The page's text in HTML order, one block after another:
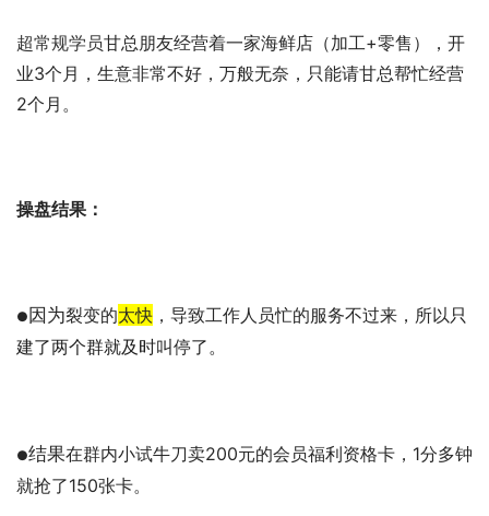
超常规学员甘总朋友经营着一家海鲜店（加工+零售），开
业3个月，生意非常不好，万般无奈，只能请甘总帮忙经营
2个月。
操盘结果：
●因为裂变的太快 ，导致工作人员忙的服务不过来，所以 只
建了两个群就及时叫停了。
●结果在群内小试牛刀卖200元的会员福利资格卡，1分多钟
就抢了150张卡。